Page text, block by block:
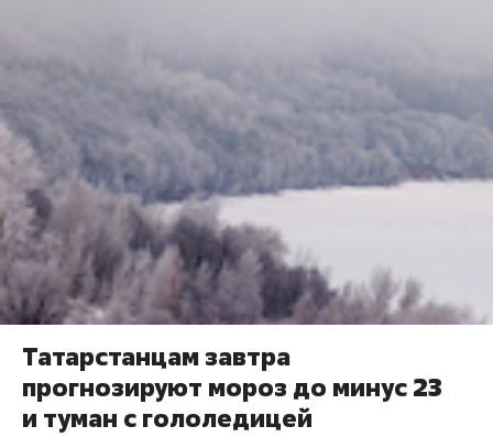
Татарстанцам завтра
прогнозируют мороз до минус 23
и туман с гололедицей